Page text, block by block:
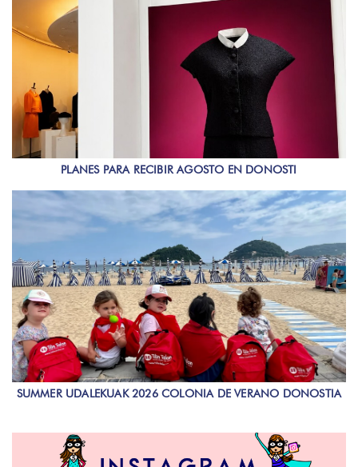
PLANES PARA RECIBIR AGOSTO EN DONOSTI
SUMMER UDALEKUAK 2026 COLONIA DE VERANO DONOSTIA